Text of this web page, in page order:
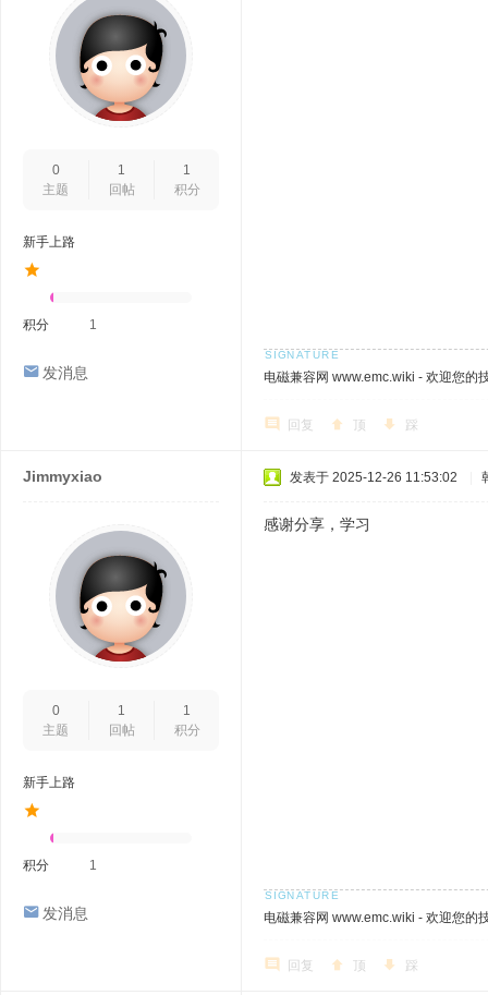
0
主题
1
回帖
1
积分
新手上路
积分 1
发消息 电磁兼容网 www.emc.wiki - 欢迎您的
回复 顶 踩
Jimmyxiao
0
主题
1
回帖
1
积分
新手上路
积分 1
发消息
发表于 2025-12-26 11:53:02
感谢分享，学习
电磁兼容网 www.emc.wiki - 欢迎您的
回复 顶 踩